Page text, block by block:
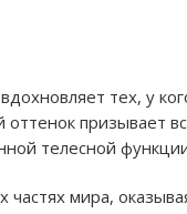
тех, у
призывает
телесной
частях мира,